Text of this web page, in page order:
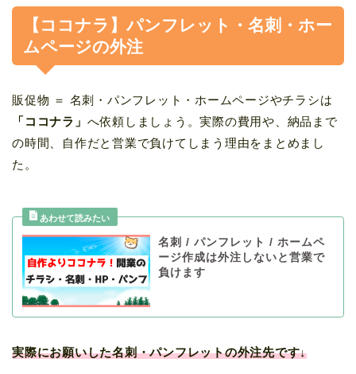
【ココナラ】パンフレット・名刺・ホー
ムページの外注
販促物 ＝ 名刺・パンフレット・ホームページやチラシは
「ココナラ」 へ依頼しましょう。実際の費用や、納品まで
の時間、自作だと営業で負けてしまう理由をまとめまし
た。
名刺 / パンフレット / ホームペ
ージ作成は外注しないと営業で
負けます
実際にお願いした名刺・パンフレットの外注先です↓